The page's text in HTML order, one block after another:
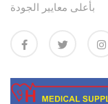
بأعلى معايير الجودة